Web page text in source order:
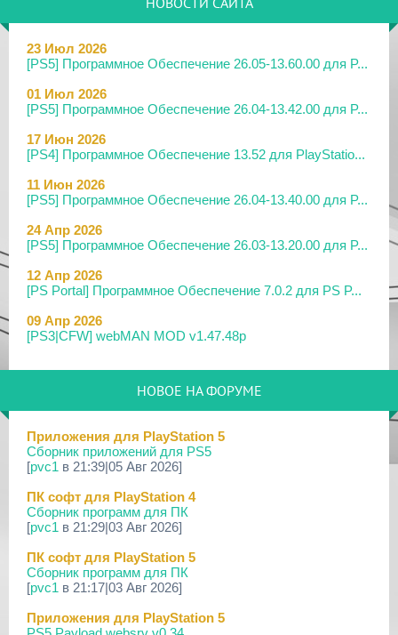
23 Июл 2026
[PS5] Программное Обеспечение 26.05-13.60.00 для P...
01 Июл 2026
[PS5] Программное Обеспечение 26.04-13.42.00 для P...
17 Июн 2026
[PS4] Программное Обеспечение 13.52 для PlayStatio...
11 Июн 2026
[PS5] Программное Обеспечение 26.04-13.40.00 для P...
24 Апр 2026
[PS5] Программное Обеспечение 26.03-13.20.00 для P...
12 Апр 2026
[PS Portal] Программное Обеспечение 7.0.2 для PS P...
09 Апр 2026
[PS3|CFW] webMAN MOD v1.47.48p
19 Мар 2026
18 Мар 2026
[PS3] Программное Обеспечение 4.93 для PlayStation...
17 Мар 2026
[PS4] Программное Обеспечение 13.50 для PlayStatio...
[PS5] Программное Обеспечение 26.02-13.00.00 для P...
19 Фев 2026
НОВОЕ НА ФОРУМЕ
Приложения для PlayStation 5
Сборник приложений для PS5
[pvc1 в 21:39|05 Авг 2026]
ПК софт для PlayStation 4
Сборник программ для ПК
[pvc1 в 21:29|03 Авг 2026]
ПК софт для PlayStation 5
Сборник программ для ПК
[pvc1 в 21:17|03 Авг 2026]
Приложения для PlayStation 5